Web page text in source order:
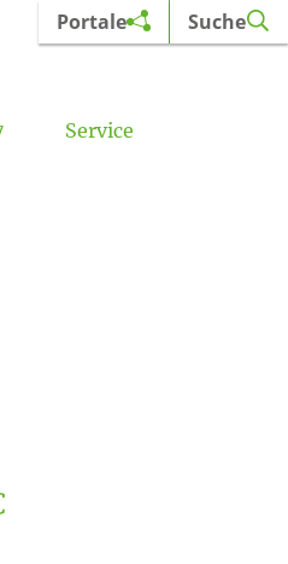
Service
Portale Suche